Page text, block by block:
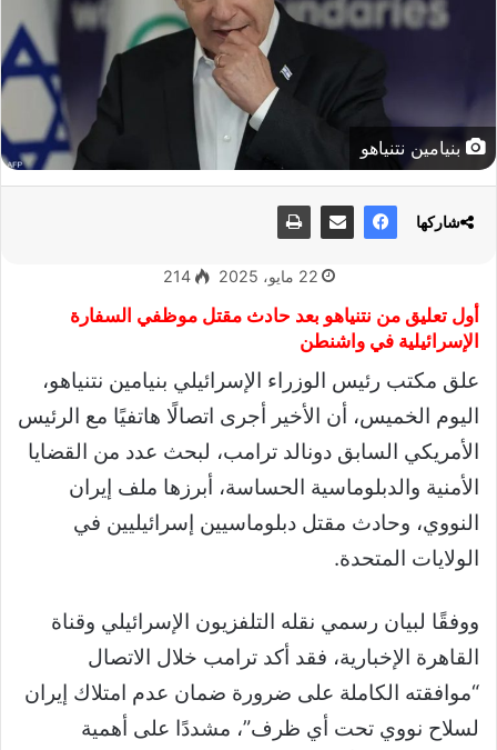
بنيامين نتنياهو
22 مايو، 2025 214
أول تعليق من نتنياهو بعد حادث مقتل موظفي السفارة
الإسرائيلية في واشنطن
علق مكتب رئيس الوزراء الإسرائيلي بنيامين نتنياهو،
اليوم الخميس، أن الأخير أجرى اتصالًا هاتفيًا مع الرئيس
الأمريكي السابق دونالد ترامب، لبحث عدد من القضايا
الأمنية والدبلوماسية الحساسة، أبرزها ملف إيران
النووي، وحادث مقتل دبلوماسيين إسرائيليين في
الولايات المتحدة.
ووفقًا لبيان رسمي نقله التلفزيون الإسرائيلي وقناة
القاهرة الإخبارية، فقد أكد ترامب خلال الاتصال
“موافقته الكاملة على ضرورة ضمان عدم امتلاك إيران
لسلاح نووي تحت أي ظرف”، مشددًا على أهمية
شاركها